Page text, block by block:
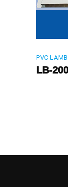
PVC
LB-